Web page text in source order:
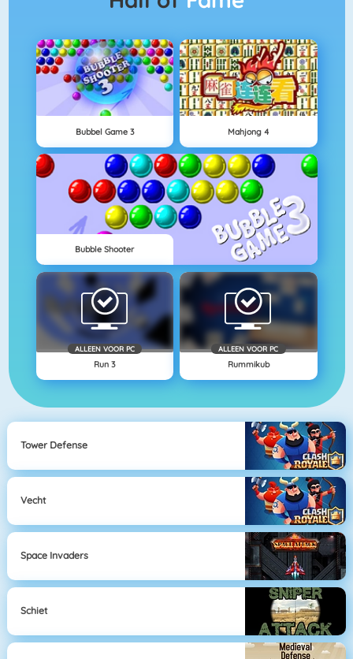
Bubbel Game 3 Mahjong 4
Bubble Shooter
ALLEEN VOOR PC
Run 3
ALLEEN VOOR PC
Rummikub
Tower Defense
Vecht
Space Invaders
Schiet